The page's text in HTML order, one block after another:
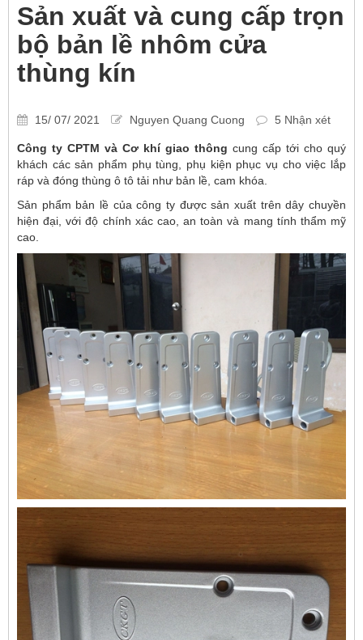
Sản xuất và cung cấp trọn
bộ bản lề nhôm cửa
thùng kín
15/ 07/ 2021 Nguyen Quang Cuong 5 Nhận xét
Công ty CPTM và Cơ khí giao thông cung cấp tới cho quý
khách cácsản phẩm phụ tùng, phụ kiện phục vụ cho việc lắp
ráp và đóng thùng ô tô tải như bản lề, cam khóa.
Sản phẩm bản lề của công ty được sản xuất trên dây chuyền
hiện đại, với độ chính xác cao, an toàn và mang tính thẩm mỹ
cao.